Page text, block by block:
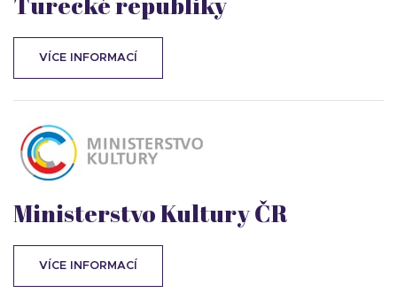
VÍCE INFORMACÍ
Ministerstvo Kultury ČR
VÍCE INFORMACÍ